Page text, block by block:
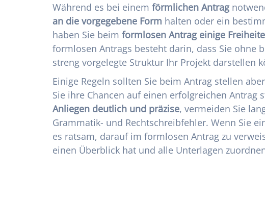
Während es bei einem förmlichen Antrag
an die vorgegebene Form halten oder ein
haben Sie beim formlosen Antrag einige
formlosen Antrags besteht darin, dass Sie ohne
streng vorgelegte Struktur Ihr Projekt darstellen
Einige Regeln sollten Sie beim Antrag stellen
Sie ihre Chancen auf einen erfolgreichen Antrag
Anliegen deutlich und präzise, vermeiden Sie
Grammatik- und Rechtschreibfehler. Wenn Sie
es ratsam, darauf im formlosen Antrag zu
einen Überblick hat und alle Unterlagen